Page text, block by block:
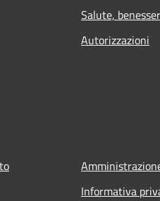
Salute,
Autorizzazioni
Informativa